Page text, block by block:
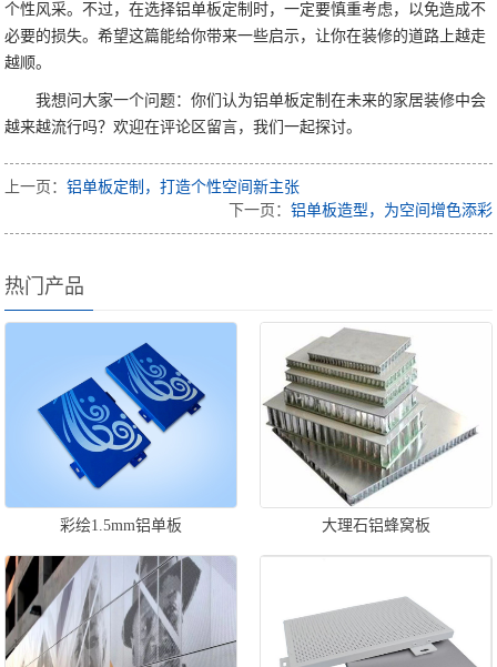
个性风采。不过，在选择铝单板定制时，一定要慎重考虑，以免造成不
必要的损失。希望这篇能给你带来一些启示，让你在装修的道路上越走
越顺。
我想问大家一个问题：你们认为铝单板定制在未来的家居装修中会
越来越流行吗？欢迎在评论区留言，我们一起探讨。
上一页：铝单板定制，打造个性空间新主张
下一页： 铝单板造型，为空间增色添彩
热门产品
彩绘1.5mm铝单板 大理石铝蜂窝板